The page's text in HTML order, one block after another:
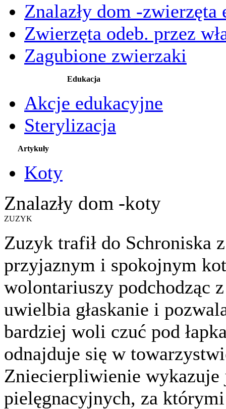
Znalazły dom -zwierzęta
Zwierzęta odeb. przez
Zagubione zwierzaki
Edukacja
Akcje edukacyjne
Sterylizacja
Artykuły
Koty
Znalazły dom -koty
ZUZYK
Zuzyk trafił do Schroniska
przyjaznym i spokojnym
wolontariuszy podchodząc
uwielbia głaskanie i
bardziej woli czuć pod
odnajduje się w
Zniecierpliwienie wykazuje
pielęgnacyjnych, za